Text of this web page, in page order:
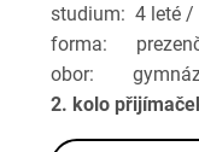
studium: 4 leté /
forma:
obor:
2. kolo